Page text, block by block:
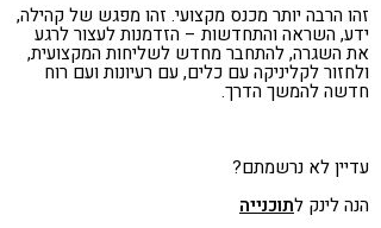
זהו הרבה יותר מכנס מקצועי. זהו מפגש של קהילה,
ידע, השראה והתחדשות – הזדמנות לעצור לרגע
את השגרה, להתחבר מחדש לשליחות המקצועית,
ולחזור לקליניקה עם כלים, עם רעיונות ועם רוח
חדשה להמשך הדרך.
עדיין לא נרשמתם?
הנה לינק לתוכנייה